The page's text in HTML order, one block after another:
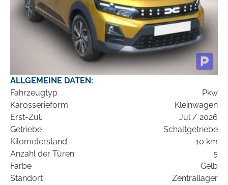
ALLGEMEINE DATEN:
Fahrzeugtyp
Pkw
Karosserieform
Kleinwagen
Erst-Zul.
Jul / 2026
Getriebe
Schaltgetriebe
Kilometerstand
10 km
Anzahl der Türen
5
Farbe
Gelb
Standort
Zentrallager